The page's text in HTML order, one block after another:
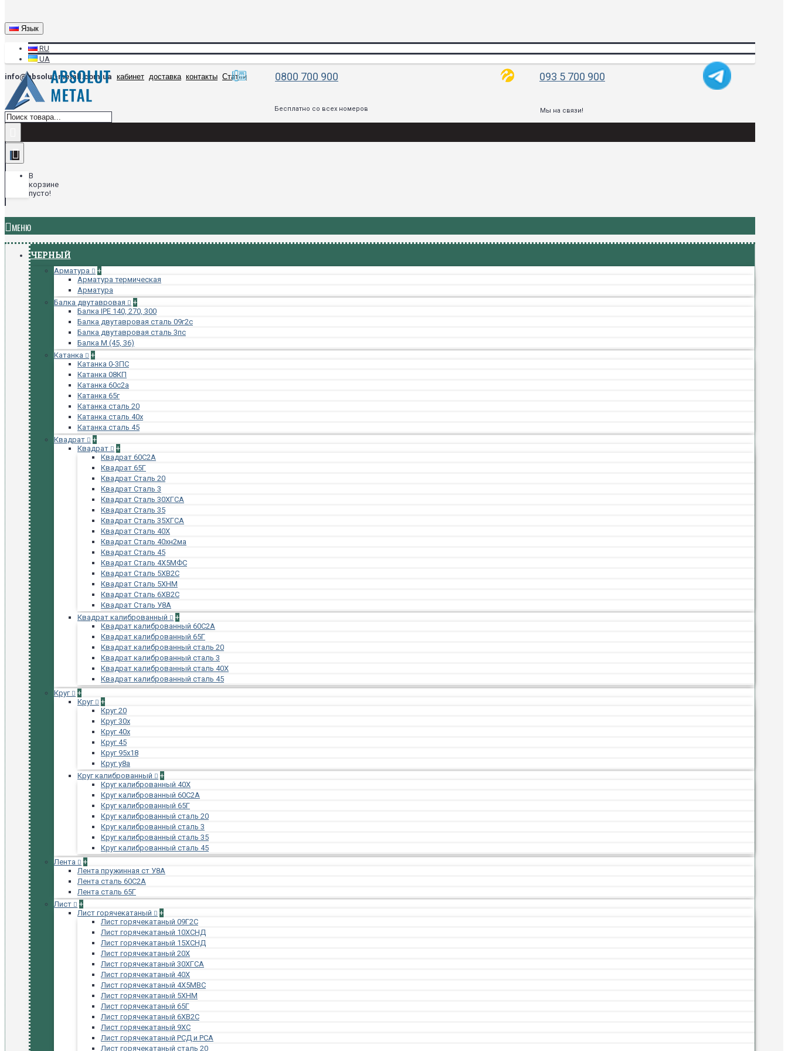
Язык
RU
UA
info@absolut-metall.com.ua кабинет доставка контакты Статьи 0800 700 900 093 5 700 900
Бесплатно со всех номеров Мы на связи!
В
корзине
пусто!
МЕНЮ
ЧЕРНЫЙ
Арматура
+
Арматура термическая
Арматура
Балка двутавровая
+
Балка IPE 140, 270, 300
Балка двутавровая сталь 09г2с
Балка двутавровая сталь 3пс
Балка М (45, 36)
Катанка
+
Катанка 0-3ПС
Катанка 08КП
Катанка 60с2а
Катанка 65г
Катанка сталь 20
Катанка сталь 40х
Катанка сталь 45
Квадрат
+
Квадрат
+
Квадрат 60С2А
Квадрат 65Г
Квадрат Сталь 20
Квадрат Сталь 3
Квадрат Сталь 30ХГСА
Квадрат Сталь 35
Квадрат Сталь 35ХГСА
Квадрат Сталь 40Х
Квадрат Сталь 40хн2ма
Квадрат Сталь 45
Квадрат Сталь 4Х5МФС
Квадрат Сталь 5ХВ2С
Квадрат Сталь 5ХНМ
Квадрат Сталь 6ХВ2С
Квадрат Сталь У8А
Квадрат калиброванный
+
Квадрат калиброванный 60С2А
Квадрат калиброванный 65Г
Квадрат калиброванный сталь 20
Квадрат калиброванный сталь 3
Квадрат калиброванный сталь 40Х
Квадрат калиброванный сталь 45
Круг
+
Круг
+
Круг 20
Круг 30х
Круг 40х
Круг 45
Круг 95х18
Круг у8а
Круг калиброванный
+
Круг калиброванный 40Х
Круг калиброванный 60С2А
Круг калиброванный 65Г
Круг калиброванный сталь 20
Круг калиброванный сталь 3
Круг калиброванный сталь 35
Круг калиброванный сталь 45
Лента
+
Лента пружинная ст У8А
Лента сталь 60С2А
Лента сталь 65Г
Лист
+
Лист горячекатаный
+
Лист горячекатаный 09Г2С
Лист горячекатаный 10ХСНД
Лист горячекатаный 15ХСНД
Лист горячекатаный 20Х
Лист горячекатаный 30ХГСА
Лист горячекатаный 40Х
Лист горячекатаный 4Х5МВС
Лист горячекатаный 5ХНМ
Лист горячекатаный 65Г
Лист горячекатаный 6ХВ2С
Лист горячекатаный 9ХС
Лист горячекатаный РСД и РСА
Лист горячекатаный сталь 20